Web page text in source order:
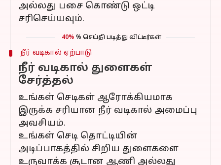
அல்லது பசை கொண்டு ஒட்டி
சரிசெய்யவும்.
40% % செய்தி படித்து விட்டீர்கள்
நீர் வடிகால் ஏற்பாடு
நீர் வடிகால் துளைகள்
சேர்த்தல்
உங்கள் செடிகள் ஆரோக்கியமாக
இருக்க சரியான நீர் வடிகால் அமைப்பு
அவசியம்.
உங்கள் செடி தொட்டியின்
அடிப்பாகத்தில் சிறிய துளைகளை
உருவாக்க சூடான ஆணி அல்லது